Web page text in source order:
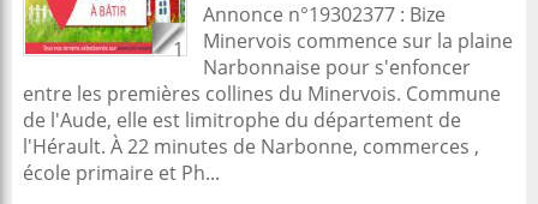
1
Annonce n°19302377 : Bize
Minervois commence sur la plaine
Narbonnaise pour s'enfoncer
entre les premières collines du Minervois. Commune
de l'Aude, elle est limitrophe du département de
l'Hérault. À 22 minutes de Narbonne, commerces ,
école primaire et Ph...